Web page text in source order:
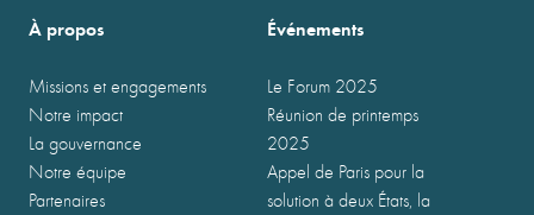
À propos
Missions et engagements
Notre impact
La gouvernance
Notre équipe
Partenaires
Événements
Le Forum 2025
Réunion de printemps
2025
Appel de Paris pour la
solution à deux États, la